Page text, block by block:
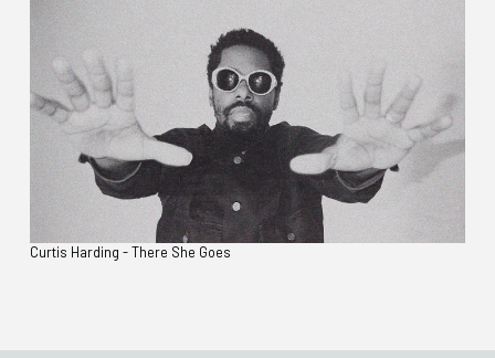
Curtis Harding - There She Goes